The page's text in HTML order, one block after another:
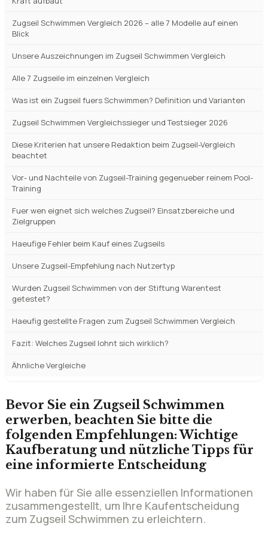
auch für andere Sportarten verwendet werden?
INHALTSVERZEICHNIS
Zugseil Schwimmen 2026 – welches Trainingsgeraet wirklich
Kraft aufbaut
Zugseil Schwimmen Vergleich 2026 – alle 7 Modelle auf einen
Blick
Unsere Auszeichnungen im Zugseil Schwimmen Vergleich
Diese Kriterien hat unsere Redaktion beim Zugseil-Vergleich
Training
Fuer wen eignet sich welches Zugseil? Einsatzbereiche und
Haeufige Fehler beim Kauf eines Zugseils
Unsere Zugseil-Empfehlung nach Nutzertyp
Wurden Zugseil Schwimmen von der Stiftung Warentest
getestet?
Fazit: Welches Zugseil lohnt sich wirklich?
Ähnliche Vergleiche